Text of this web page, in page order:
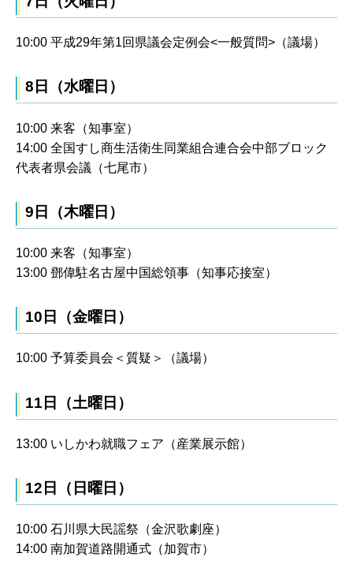
10:00 平成29年第1回県議会定例会<一般質問>（議場）
8日（水曜日）
10:00 来客（知事室）
14:00 全国すし商生活衛生同業組合連合会中部ブロック
代表者県会議（七尾市）
9日（木曜日）
10:00 来客（知事室）
13:00 鄧偉駐名古屋中国総領事（知事応接室）
10日（金曜日）
10:00 予算委員会＜質疑＞（議場）
11日（土曜日）
13:00 いしかわ就職フェア（産業展示館）
12日（日曜日）
10:00 石川県大民謡祭（金沢歌劇座）
14:00 南加賀道路開通式（加賀市）